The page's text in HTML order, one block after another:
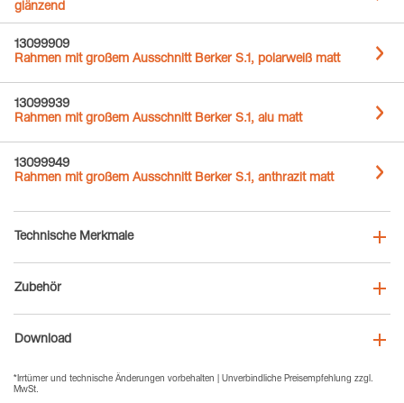
glänzend
13099909
Rahmen mit großem Ausschnitt Berker S.1, polarweiß matt
13099939
Rahmen mit großem Ausschnitt Berker S.1, alu matt
13099949
Rahmen mit großem Ausschnitt Berker S.1, anthrazit matt
Technische Merkmale
Zubehör
Download
*Irrtümer und technische Änderungen vorbehalten | Unverbindliche Preisempfehlung zzgl.
MwSt.